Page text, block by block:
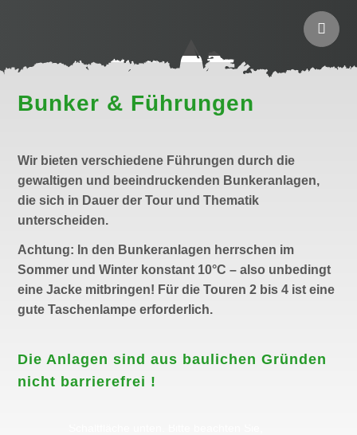
Bunker & Führungen
Wir bieten verschiedene Führungen durch die
gewaltigen und beeindruckenden Bunkeranlagen,
die sich in Dauer der Tour und Thematik
unterscheiden.
Achtung: In den Bunkeranlagen herrschen im
Sommer und Winter konstant 10°C – also unbedingt
eine Jacke mitbringen! Für die Touren 2 bis 4 ist eine
gute Taschenlampe erforderlich.
Die Anlagen sind aus baulichen Gründen
nicht barrierefrei !
Sie sehen gerade einen Platzhalterinhalt